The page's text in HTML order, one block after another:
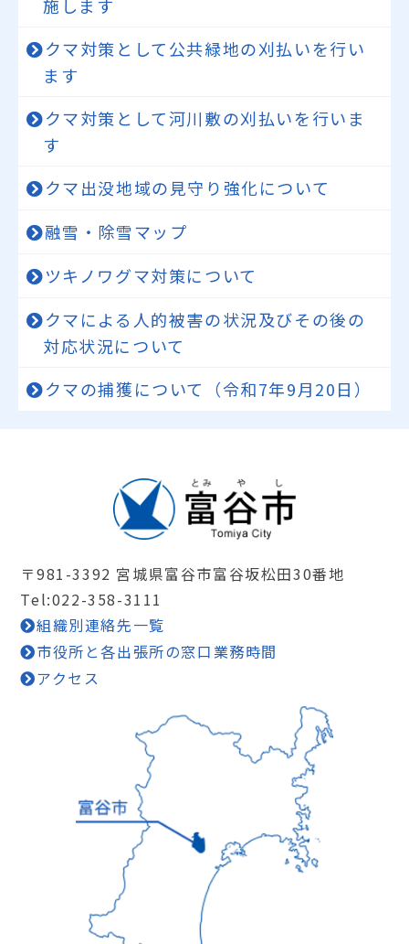
施します
クマ対策として公共緑地の刈払いを行い
ます
クマ対策として河川敷の刈払いを行いま
す
クマ出没地域の見守り強化について
融雪・除雪マップ
ツキノワグマ対策について
クマによる人的被害の状況及びその後の
対応状況について
クマの捕獲について（令和7年9月20日）
〒981-3392 宮城県富谷市富谷坂松田30番地
Tel:022-358-3111
組織別連絡先一覧
市役所と各出張所の窓口業務時間
アクセス